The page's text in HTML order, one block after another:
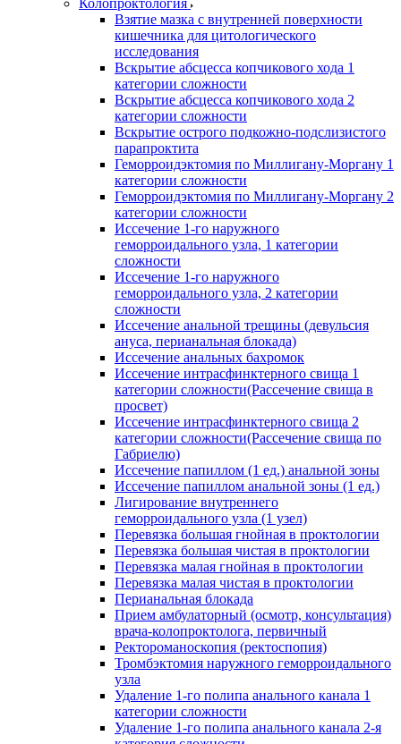
Колопроктология
Взятие мазка с внутренней поверхности
кишечника для цитологического
исследования
Вскрытие абсцесса копчикового хода 1
категории сложности
Вскрытие абсцесса копчикового хода 2
категории сложности
Вскрытие острого подкожно-подслизистого
парапроктита
Геморроидэктомия по Миллигану-Моргану 1
категории сложности
Геморроидэктомия по Миллигану-Моргану 2
категории сложности
Иссечение 1-го наружного
геморроидального узла, 1 категории
сложности
Иссечение 1-го наружного
геморроидального узла, 2 категории
сложности
Иссечение анальной трещины (девульсия
ануса, перианальная блокада)
Иссечение анальных бахромок
Иссечение интрасфинктерного свища 1
категории сложности(Рассечение свища в
просвет)
Иссечение интрасфинктерного свища 2
категории сложности(Рассечение свища по
Габриелю)
Иссечение папиллом (1 ед.) анальной зоны
Иссечение папиллом анальной зоны (1 ед.)
Лигирование внутреннего
геморроидального узла (1 узел)
Перевязка большая гнойная в проктологии
Перевязка большая чистая в проктологии
Перевязка малая гнойная в проктологии
Перевязка малая чистая в проктологии
Перианальная блокада
Прием амбулаторный (осмотр, консультация)
врача-колопроктолога, первичный
Ректороманоскопия (ректоспопия)
Тромбэктомия наружного геморроидального
узла
Удаление 1-го полипа анального канала 1
категории сложности
Удаление 1-го полипа анального канала 2-я